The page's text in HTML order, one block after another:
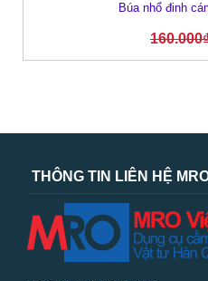
Búa nhổ đinh
160.000
THÔNG TIN LIÊN HỆ